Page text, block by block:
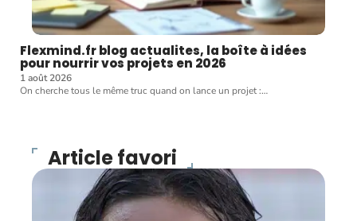
Flexmind.fr blog actualites, la boîte à idées
pour nourrir vos projets en 2026
1 août 2026
On cherche tous le même truc quand on lance un projet :…
Article favori